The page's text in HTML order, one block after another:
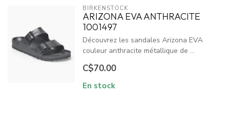
BIRKENSTOCK
ARIZONA EVA ANTHRACITE
1001497
Découvrez les sandales Arizona EVA
couleur anthracite métallique de ...
C$70.00
En stock